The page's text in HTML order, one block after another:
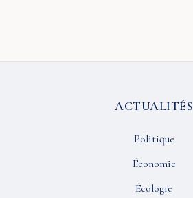
ACTUALITÉS
Politique
Économie
Écologie